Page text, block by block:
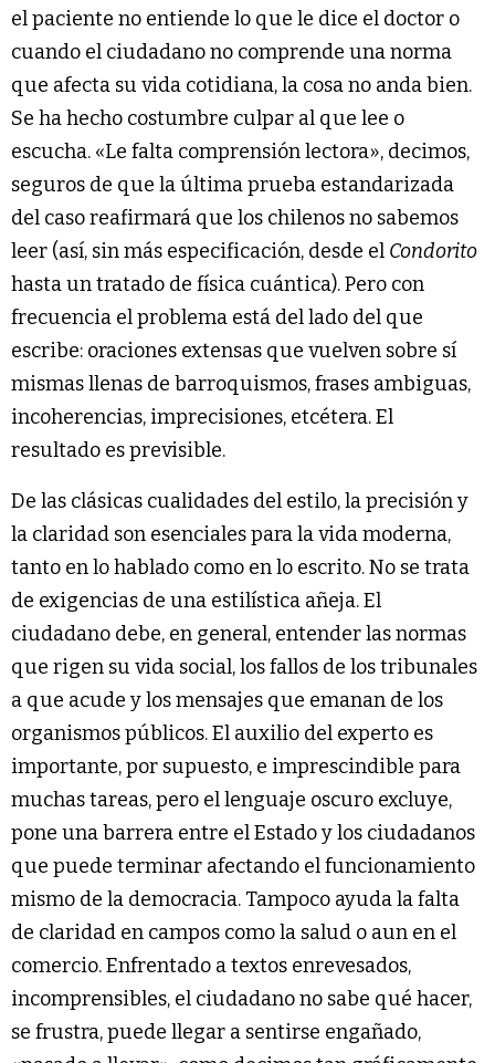
el paciente no entiende lo que le dice el doctor o
cuando el ciudadano no comprende una norma
que afecta su vida cotidiana, la cosa no anda bien.
Se ha hecho costumbre culpar al que lee o
escucha. «Le falta comprensión lectora», decimos,
seguros de que la última prueba estandarizada
del caso reafirmará que los chilenos no sabemos
leer (así, sin más especificación, desde el Condorito
hasta un tratado de física cuántica). Pero con
frecuencia el problema está del lado del que
escribe: oraciones extensas que vuelven sobre sí
mismas llenas de barroquismos, frases ambiguas,
incoherencias, imprecisiones, etcétera. El
resultado es previsible.
De las clásicas cualidades del estilo, la precisión y
la claridad son esenciales para la vida moderna,
tanto en lo hablado como en lo escrito. No se trata
de exigencias de una estilística añeja. El
ciudadano debe, en general, entender las normas
que rigen su vida social, los fallos de los tribunales
a que acude y los mensajes que emanan de los
organismos públicos. El auxilio del experto es
importante, por supuesto, e imprescindible para
muchas tareas, pero el lenguaje oscuro excluye,
pone una barrera entre el Estado y los ciudadanos
que puede terminar afectando el funcionamiento
mismo de la democracia. Tampoco ayuda la falta
de claridad en campos como la salud o aun en el
comercio. Enfrentado a textos enrevesados,
incomprensibles, el ciudadano no sabe qué hacer,
se frustra, puede llegar a sentirse engañado,